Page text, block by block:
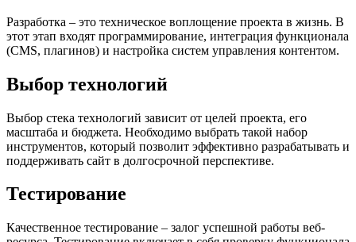
Разработка – это техническое воплощение проекта в жизнь. В
этот этап входят программирование, интеграция функционала
(CMS, плагинов) и настройка систем управления контентом.
Выбор технологий
Выбор стека технологий зависит от целей проекта, его
масштаба и бюджета. Необходимо выбрать такой набор
инструментов, который позволит эффективно разрабатывать и
поддерживать сайт в долгосрочной перспективе.
Тестирование
Качественное тестирование – залог успешной работы веб-